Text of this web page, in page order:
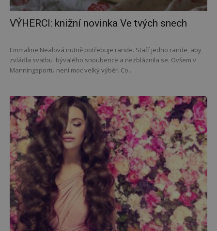
VÝHERCI: knižní novinka Ve tvých snech
Emmaline Nealová nutně potřebuje rande. Stačí jedno rande, aby
zvládla svatbu bývalého snoubence a nezbláznila se. Ovšem v
Manningsportu není moc velký výběr. Co...